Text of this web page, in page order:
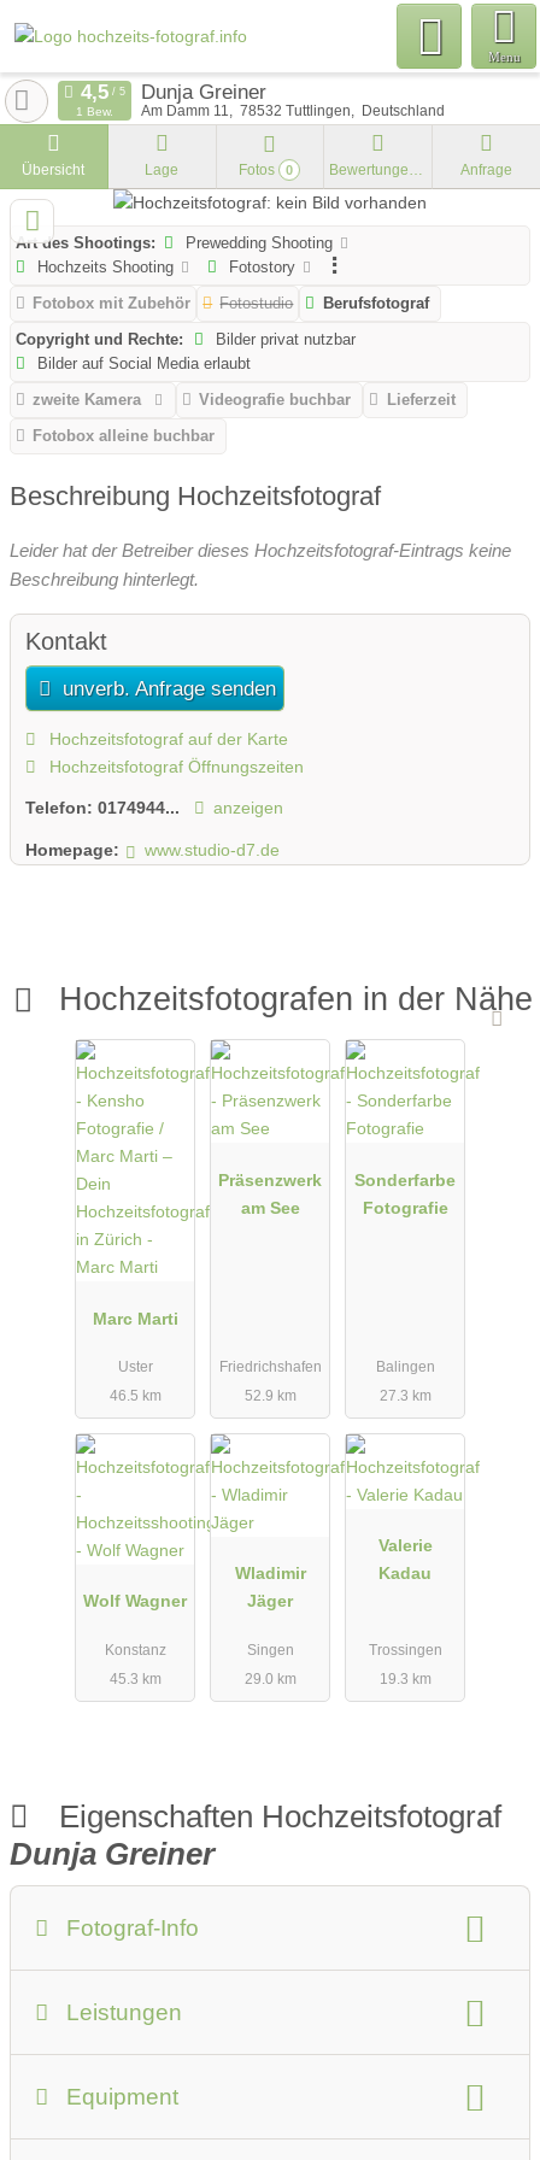
Menu
Dunja Greiner
Am Damm 11 78532 Tuttlingen Deutschland
1 Bew.
Übersicht Lage Fotos 0 Bewertungen Anfrage
Art des Shootings:
Prewedding Shooting
Hochzeits Shooting
Fotostory
Fotobox mit Zubehör
Fotostudio
Berufsfotograf
Copyright und Rechte:
Bilder privat nutzbar
Bilder auf Social Media erlaubt
zweite Kamera
Videografie buchbar
Lieferzeit
Fotobox alleine buchbar
Beschreibung Hochzeitsfotograf
Leider hat der Betreiber dieses Hochzeitsfotograf-Eintrags keine
Beschreibung hinterlegt.
Kontakt
unverb. Anfrage senden
Hochzeitsfotograf auf der Karte
Hochzeitsfotograf Öffnungszeiten
Telefon: 0174944... anzeigen
Homepage: www.studio-d7.de
Hochzeitsfotografen in der Nähe
Marc Marti
Uster
46.5 km
Präsenzwerk
am See
Friedrichshafen
52.9 km
Sonderfarbe
Fotografie
Balingen
27.3 km
Wolf Wagner
Konstanz
45.3 km
Wladimir
Jäger
Singen
29.0 km
Valerie
Kadau
Trossingen
19.3 km
Eigenschaften Hochzeitsfotograf
Dunja Greiner
Fotograf-Info
weiblich
Leistungen
Prewedding Shooting
Fotostory
After Wedding Shooting
Equipment